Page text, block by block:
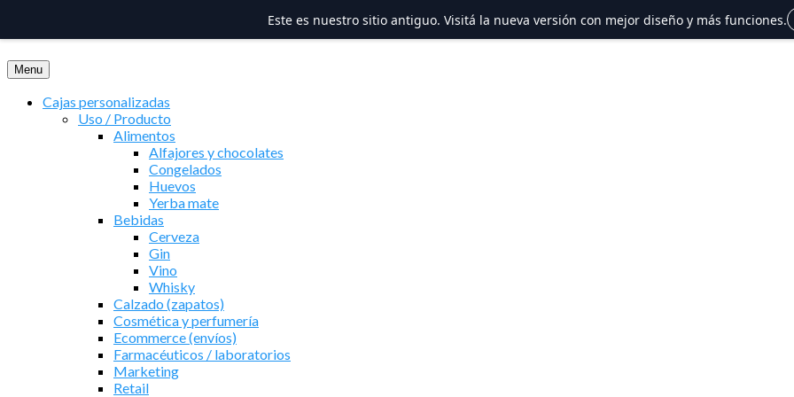
al
contenido
Menu
Cajas personalizadas
Uso / Producto
Alimentos
Alfajores y chocolates
Congelados
Huevos
Yerba mate
Bebidas
Cerveza
Gin
Vino
Whisky
Calzado (zapatos)
Cosmética y perfumería
Ecommerce (envíos)
Farmacéuticos / laboratorios
Marketing
Retail
Este es nuestro sitio antiguo. Visitá la nueva versión con mejor diseño y más funciones.